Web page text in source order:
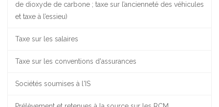
de dioxyde de carbone ; taxe sur l’ancienneté des véhicules
et taxe à l’essieu)
Taxe sur les salaires
Taxe sur les conventions d'assurances
Sociétés soumises à l'IS